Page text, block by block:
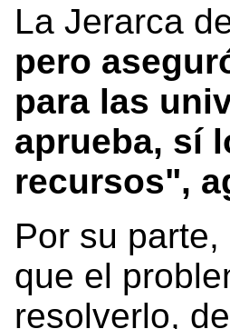
La Jerarca
pero
para las
aprueba, sí
recursos",
Por su
que el
resolverlo,